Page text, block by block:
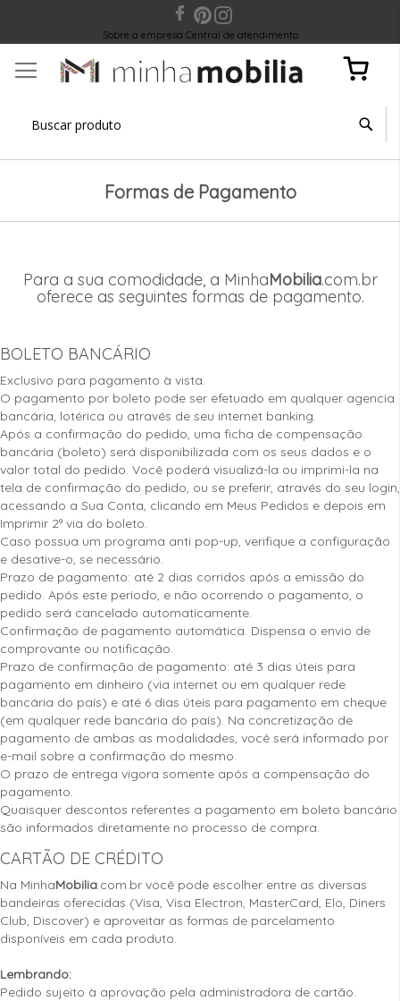
Sobre a empresa Central de atendimento
Meu
Formas de Pagamento
Para a sua comodidade, a MinhaMobilia.com.br
oferece as seguintes formas de pagamento.
BOLETO BANCÁRIO
Exclusivo para pagamento à vista.
O pagamento por boleto pode ser efetuado em qualquer agencia
bancária, lotérica ou através de seu internet banking.
Após a confirmação do pedido, uma ficha de compensação
bancária (boleto) será disponibilizada com os seus dados e o
valor total do pedido. Você poderá visualizá-la ou imprimi-la na
tela de confirmação do pedido, ou se preferir, através do seu login,
acessando a Sua Conta, clicando em Meus Pedidos e depois em
Imprimir 2ª via do boleto.
Caso possua um programa anti pop-up, verifique a configuração
e desative-o, se necessário.
Prazo de pagamento: até 2 dias corridos após a emissão do
pedido. Após este período, e não ocorrendo o pagamento, o
pedido será cancelado automaticamente.
Confirmação de pagamento automática. Dispensa o envio de
comprovante ou notificação.
Prazo de confirmação de pagamento: até 3 dias úteis para
pagamento em dinheiro (via internet ou em qualquer rede
bancária do país) e até 6 dias úteis para pagamento em cheque
(em qualquer rede bancária do país). Na concretização de
pagamento de ambas as modalidades, você será informado por
e-mail sobre a confirmação do mesmo.
O prazo de entrega vigora somente após a compensação do
pagamento.
Quaisquer descontos referentes a pagamento em boleto bancário
são informados diretamente no processo de compra.
CARTÃO DE CRÉDITO
Na MinhaMobilia.com.br você pode escolher entre as diversas
bandeiras oferecidas (Visa, Visa Electron, MasterCard, Elo, Diners
Club, Discover) e aproveitar as formas de parcelamento
disponíveis em cada produto.
Lembrando:
Pedido sujeito à aprovação pela administradora de cartão.